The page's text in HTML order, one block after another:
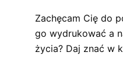
Zachęcam Cię do
go wydrukować a
życia? Daj znać w